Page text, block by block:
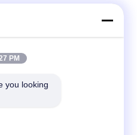
PM
you looking